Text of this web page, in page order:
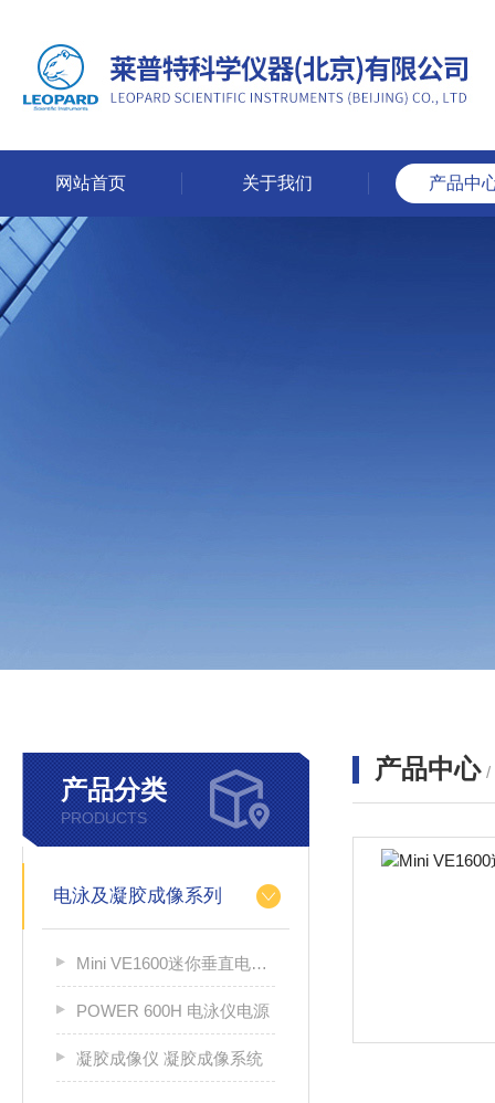
网站首页 关于我们 产品中
产品分类
PRODUCTS
电泳及凝胶成像系列
Mini VE1600迷你垂直电泳槽
POWER 600H 电泳仪电源
凝胶成像仪 凝胶成像系统
产品中心 /